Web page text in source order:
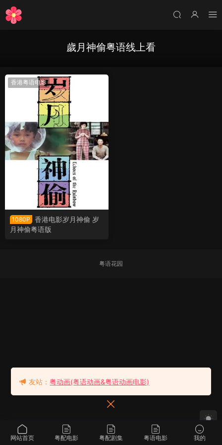
歲月神偷粤语线上看
香港粤语电影
1080P
香港电影岁月神偷 岁
月神偷粤语版
粤语花园
网站首页 粤配电影 粤配剧集 粤语电影 我的
友站：粤动画(粤语动画&粤语动画电影)